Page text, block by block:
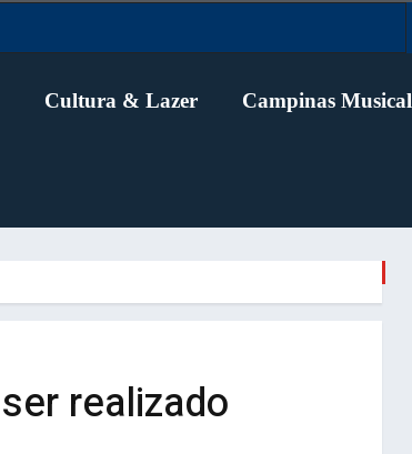
Cultura & Lazer Campinas Musical
realizado